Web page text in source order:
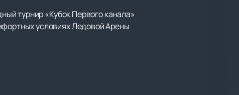
турнир «Кубок Первого канала»
условиях Ледовой Арены